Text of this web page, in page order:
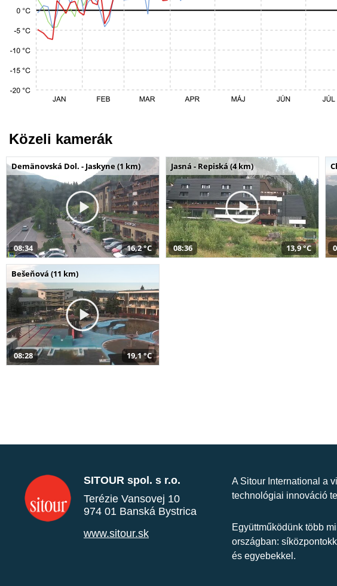
Közeli kamerák
Demänovská Dol. - Jaskyne (1 km)
08:34 16,2 °C
Jasná - Repiská (4 km)
08:36 13,9 °C
Bešeňová (11 km)
08:28 19,1 °C
SITOUR spol. s r.o.
Terézie Vansovej 10
974 01 Banská Bystrica
www.sitour.sk
A Sitour International a
technológiai innováció
Együttműködünk több
országban:
és egyebekkel.